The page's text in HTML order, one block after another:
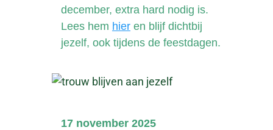
december, extra hard nodig is.
Lees hem hier en blijf dichtbij
jezelf, ook tijdens de feestdagen.
17 november 2025